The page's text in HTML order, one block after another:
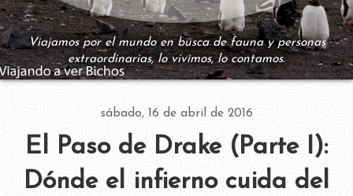
Viajamos por el mundo en busca de fauna y personas
extraordinarias, lo vivimos, lo contamos.
sábado, 16 de abril de 2016
El Paso de Drake (Parte I):
Dónde el infierno cuida del